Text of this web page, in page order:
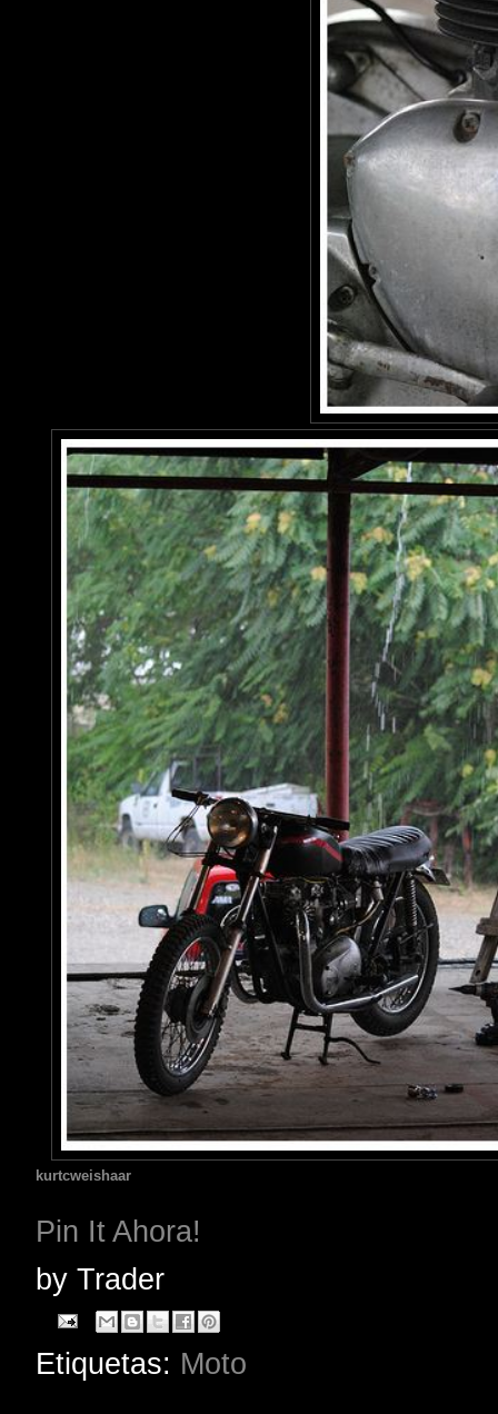
kurtcweishaar
Pin It Ahora!
by Trader
Etiquetas: Moto